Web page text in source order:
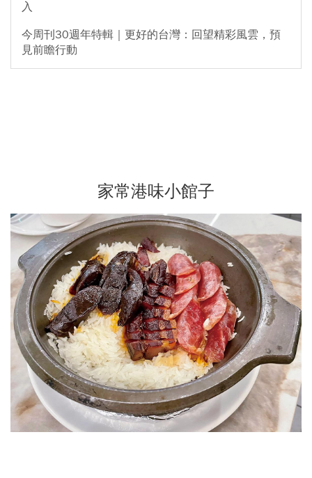
入
今周刊30週年特輯｜更好的台灣：回望精彩風雲，預
見前瞻行動
家常港味小館子